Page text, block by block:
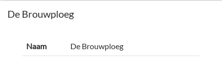
De Brouwploeg
Naam De Brouwploeg